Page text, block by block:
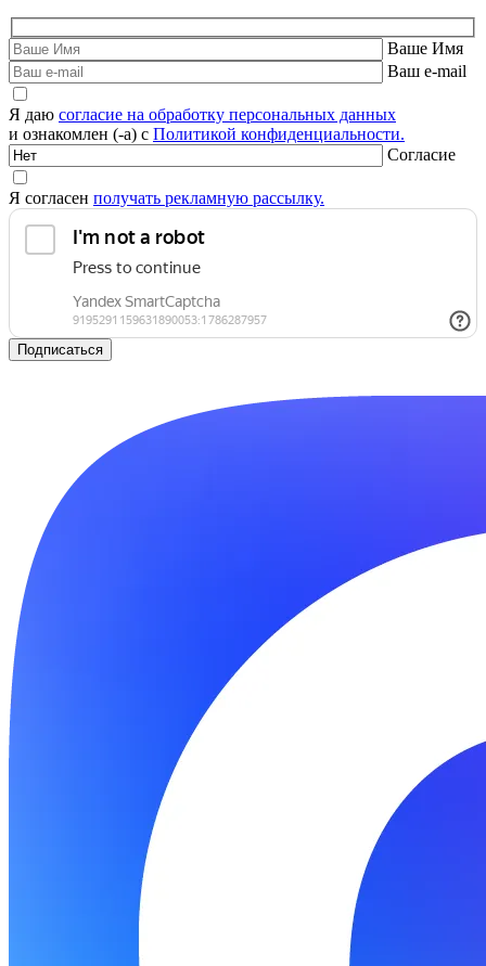
Ваше Имя
Ваш e-mail
Я даю согласие на обработку персональных данных
и ознакомлен (-а) с Политикой конфиденциальности.
Согласие
Я согласен получать рекламную рассылку.